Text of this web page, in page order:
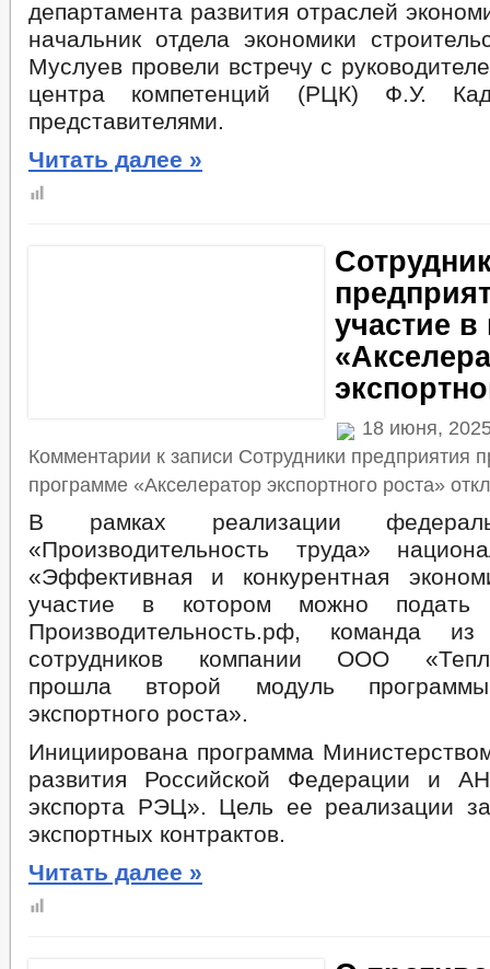
департамента развития отраслей
начальник отдела экономики
Муслуев провели встречу с
центра компетенций (РЦК) Ф.У.
представителями.
Читать далее »
участие
18 июня,
Комментарии к записи Сотрудники предприятия
программе «Акселератор экспортного роста»
В рамках реализации
«Производительность труда»
«Эффективная и конкурентная
участие в котором можно подать
Производительность.рф, команда
сотрудников компании ООО
прошла второй модуль программы
экспортного роста».
Инициирована программа
развития Российской Федерации и
экспорта РЭЦ». Цель ее реализации
экспортных контрактов.
Читать далее »